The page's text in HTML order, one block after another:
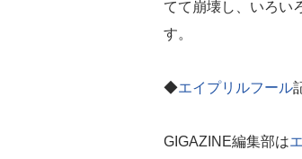
てて崩壊し、いろい
す。
◆エイプリルフール
GIGAZINE編集部は